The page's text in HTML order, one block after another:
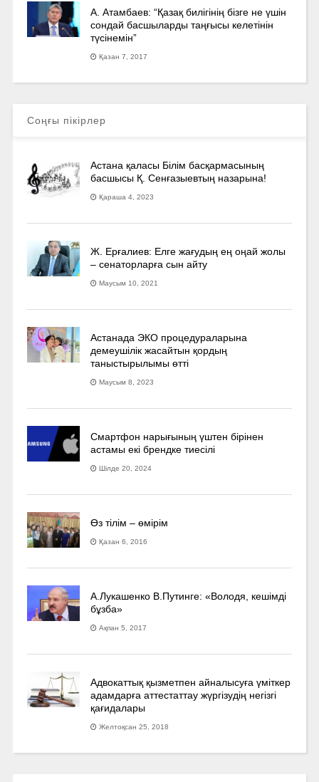
А. Атамбаев: “Қазақ билігінің бізге не үшін
сондай басшыларды таңғысы келетінін
түсінемін”
Қазан 7, 2017
Соңғы пікірлер
Астана қаласы Білім басқармасының
басшысы Қ. Сенғазыевтың назарына!
Қараша 4, 2023
Ж. Ерғалиев: Елге жағудың ең оңай жолы
– сенаторларға сын айту
Маусым 10, 2021
Астанада ЭКО процедураларына
демеушілік жасайтын қордың
таныстырылымы өтті
Маусым 8, 2023
Смартфон нарығының үштен бірінен
астамы екі брендке тиесілі
Шілде 20, 2024
Өз тілім – өмірім
Қазан 6, 2016
А.Лукашенко В.Путинге: «Володя, кешімді
бұзба»
Ақпан 5, 2017
Адвокаттық қызметпен айналысуға үмiткер
адамдарға аттестаттау жүргізудің негізгі
қағидалары
Желтоқсан 25, 2018